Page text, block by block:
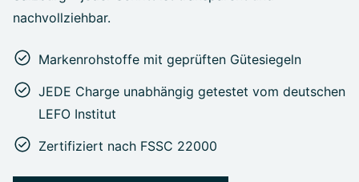
nachvollziehbar.
Markenrohstoffe mit geprüften Gütesiegeln
JEDE Charge unabhängig getestet vom deutschen
LEFO Institut
Zertifiziert nach FSSC 22000